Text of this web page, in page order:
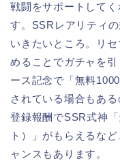
戦闘をサポートして
す。SSRレアリティ
いきたいところ。リ
めることでガチャを
ース記念で「無料
されている場合もあ
登録報酬でSSR式神
ト）」がもらえるな
ャンスもあります。